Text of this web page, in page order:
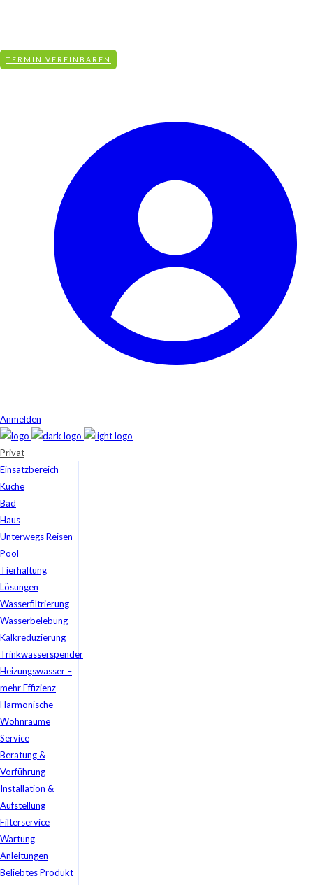
TERMIN VEREINBAREN
Anmelden
Privat
Einsatzbereich
Küche
Bad
Haus
Unterwegs Reisen
Pool
Tierhaltung
Lösungen
Wasserfiltrierung
Wasserbelebung
Kalkreduzierung
Trinkwasserspender
Heizungswasser –
mehr Effizienz
Harmonische
Wohnräume
Service
Beratung &
Vorführung
Installation &
Aufstellung
Filterservice
Wartung
Anleitungen
Beliebtes Produkt